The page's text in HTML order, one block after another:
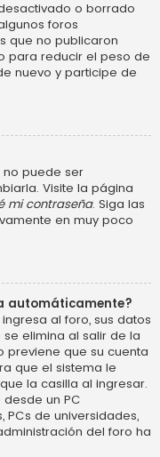
o borrado
foros
que no publicaron
para reducir el peso de
nuevo y participe de
no puede ser
Visite la página
mi contraseña. Siga las
en muy poco
automáticamente?
al foro, sus datos
elimina al salir de la
previene que su cuenta
que el sistema le
la casilla al ingresar.
un PC
de universidades,
del foro ha